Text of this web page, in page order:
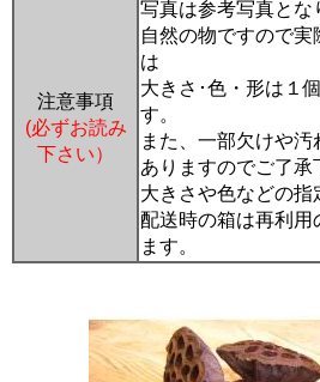
注意事項
(必ずお読み
下さい）
写真は参考写真とな
自然の物ですので
は
大きさ･色・形は１
す。
また、一部欠けや
ありますのでご了承
大きさや色などの指
配送時の箱は再利用
ます。